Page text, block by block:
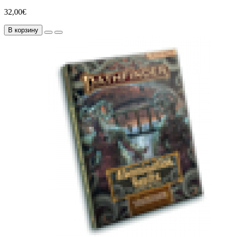
32,00€
В корзину